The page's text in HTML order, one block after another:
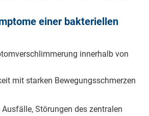
ei­ner bak­te­ri­el­len
in­ner­halb von
mit star­ken Be­we­gungs­schmer­zen
Stö­rung­en des zen­tra­len